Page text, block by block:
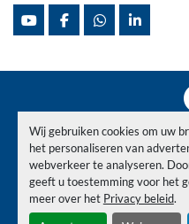
Wij gebruiken cookies om uw
het personaliseren van
webverkeer te analyseren.
geeft u toestemming voor het
meer over het Privacy beleid.
youtubefacebookwhatsapplinkedin
Voorraad Verkocht